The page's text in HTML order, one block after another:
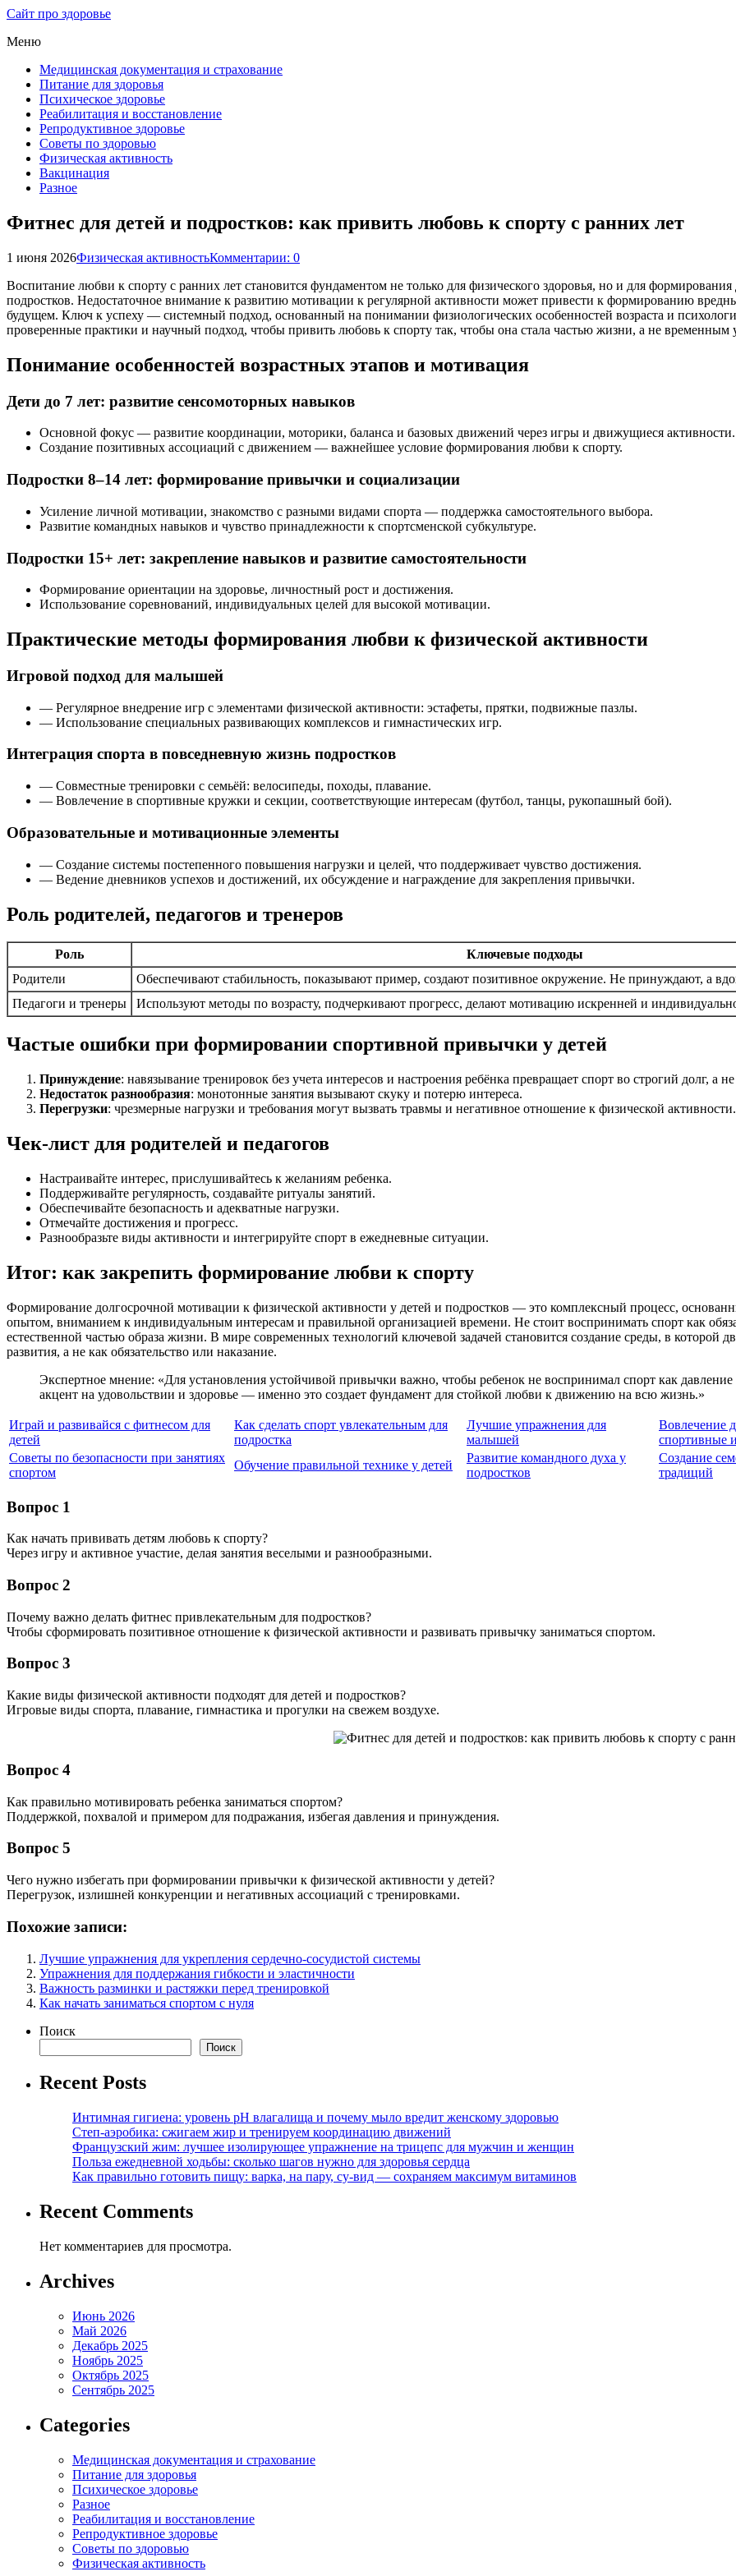
Сайт про здоровье
Меню
Медицинская документация и страхование
Питание для здоровья
Психическое здоровье
Реабилитация и восстановление
Репродуктивное здоровье
Советы по здоровью
Физическая активность
Вакцинация
Разное
Фитнес для детей и подростков: как привить любовь к спорту с ранних лет
1 июня 2026Физическая активностьКомментарии: 0
Воспитание любви к спорту с ранних лет становится фундаментом не только для физического здоровья, но и для
подростков. Недостаточное внимание к развитию мотивации к регулярной активности может привести к формированию
будущем. Ключ к успеху — системный подход, основанный на понимании физиологических особенностей возраста и
проверенные практики и научный подход, чтобы привить любовь к спорту так, чтобы она стала частью жизни, а не временным
Понимание особенностей возрастных этапов и мотивация
Дети до 7 лет: развитие сенсомоторных навыков
Основной фокус — развитие координации, моторики, баланса и базовых движений через игры и движущиеся активности.
Создание позитивных ассоциаций с движением — важнейшее условие формирования любви к спорту.
Подростки 8–14 лет: формирование привычки и социализации
Усиление личной мотивации, знакомство с разными видами спорта — поддержка самостоятельного выбора.
Развитие командных навыков и чувство принадлежности к спортсменской субкультуре.
Подростки 15+ лет: закрепление навыков и развитие самостоятельности
Формирование ориентации на здоровье, личностный рост и достижения.
Использование соревнований, индивидуальных целей для высокой мотивации.
Практические методы формирования любви к физической активности
Игровой подход для малышей
— Регулярное внедрение игр с элементами физической активности: эстафеты, прятки, подвижные пазлы.
— Использование специальных развивающих комплексов и гимнастических игр.
Интеграция спорта в повседневную жизнь подростков
— Совместные тренировки с семьёй: велосипеды, походы, плавание.
— Вовлечение в спортивные кружки и секции, соответствующие интересам (футбол, танцы, рукопашный бой).
Образовательные и мотивационные элементы
— Создание системы постепенного повышения нагрузки и целей, что поддерживает чувство достижения.
— Ведение дневников успехов и достижений, их обсуждение и награждение для закрепления привычки.
Роль родителей, педагогов и тренеров
Роль
Ключевые подходы
Родители
Обеспечивают стабильность, показывают пример, создают позитивное окружение. Не принуждают, а
Педагоги и тренеры
Используют методы по возрасту, подчеркивают прогресс, делают мотивацию искренней и
Частые ошибки при формировании спортивной привычки у детей
Принуждение: навязывание тренировок без учета интересов и настроения ребёнка превращает спорт во строгий долг, а
Недостаток разнообразия: монотонные занятия вызывают скуку и потерю интереса.
Перегрузки: чрезмерные нагрузки и требования могут вызвать травмы и негативное отношение к физической активности.
Чек-лист для родителей и педагогов
Настраивайте интерес, прислушивайтесь к желаниям ребенка.
Поддерживайте регулярность, создавайте ритуалы занятий.
Обеспечивайте безопасность и адекватные нагрузки.
Отмечайте достижения и прогресс.
Разнообразьте виды активности и интегрируйте спорт в ежедневные ситуации.
Итог: как закрепить формирование любви к спорту
Формирование долгосрочной мотивации к физической активности у детей и подростков — это комплексный процесс,
опытом, вниманием к индивидуальным интересам и правильной организацией времени. Не стоит воспринимать спорт как
естественной частью образа жизни. В мире современных технологий ключевой задачей становится создание среды, в которой
развития, а не как обязательство или наказание.
Экспертное мнение: «Для установления устойчивой привычки важно, чтобы ребенок не воспринимал спорт как давление
акцент на удовольствии и здоровье — именно это создает фундамент для стойкой любви к движению на всю жизнь.»
Играй и развивайся с фитнесом для
детей
Как сделать спорт увлекательным для
подростка
Лучшие упражнения для
малышей
Вовлечение
спортивные
Советы по безопасности при занятиях
спортом
Обучение правильной технике у детей
Развитие командного духа у
подростков
Создание
традиций
Вопрос 1
Как начать прививать детям любовь к спорту?
Через игру и активное участие, делая занятия веселыми и разнообразными.
Вопрос 2
Почему важно делать фитнес привлекательным для подростков?
Чтобы сформировать позитивное отношение к физической активности и развивать привычку заниматься спортом.
Вопрос 3
Какие виды физической активности подходят для детей и подростков?
Игровые виды спорта, плавание, гимнастика и прогулки на свежем воздухе.
Вопрос 4
Как правильно мотивировать ребенка заниматься спортом?
Поддержкой, похвалой и примером для подражания, избегая давления и принуждения.
Вопрос 5
Чего нужно избегать при формировании привычки к физической активности у детей?
Перегрузок, излишней конкуренции и негативных ассоциаций с тренировками.
Похожие записи:
Лучшие упражнения для укрепления сердечно-сосудистой системы
Упражнения для поддержания гибкости и эластичности
Важность разминки и растяжки перед тренировкой
Как начать заниматься спортом с нуля
Поиск
Поиск
Recent Posts
Интимная гигиена: уровень pH влагалища и почему мыло вредит женскому здоровью
Степ-аэробика: сжигаем жир и тренируем координацию движений
Французский жим: лучшее изолирующее упражнение на трицепс для мужчин и женщин
Польза ежедневной ходьбы: сколько шагов нужно для здоровья сердца
Как правильно готовить пищу: варка, на пару, су-вид — сохраняем максимум витаминов
Recent Comments
Нет комментариев для просмотра.
Archives
Июнь 2026
Май 2026
Декабрь 2025
Ноябрь 2025
Октябрь 2025
Сентябрь 2025
Categories
Медицинская документация и страхование
Питание для здоровья
Психическое здоровье
Разное
Реабилитация и восстановление
Репродуктивное здоровье
Советы по здоровью
Физическая активность